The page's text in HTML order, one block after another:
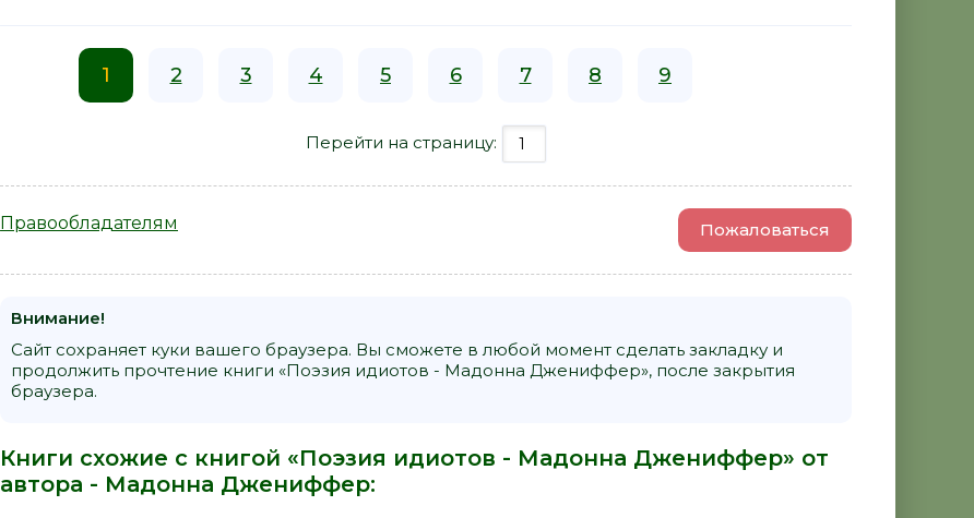
1 2 3 4 5 6 7 8 9
Перейти на страницу:
Правообладателям Пожаловаться
Внимание!
Сайт сохраняет куки вашего браузера. Вы сможете в любой момент сделать закладку и
продолжить прочтение книги «Поэзия идиотов - Мадонна Джениффер», после закрытия
браузера.
Книги схожие с книгой «Поэзия идиотов - Мадонна Джениффер» от
автора - Мадонна Джениффер: